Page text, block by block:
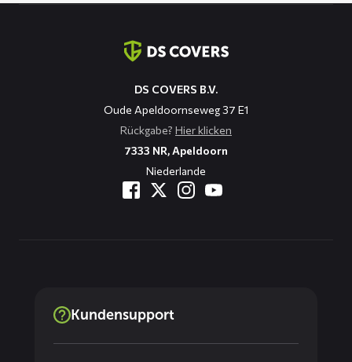
DS COVERS B.V.
Oude Apeldoornseweg 37 E1
Rückgabe? Hier klicken
7333 NR, Apeldoorn
Niederlande
Kundensupport